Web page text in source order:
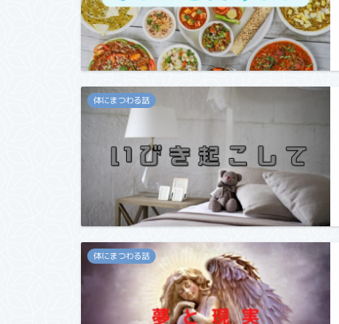
体にまつわる話
体にまつわる話